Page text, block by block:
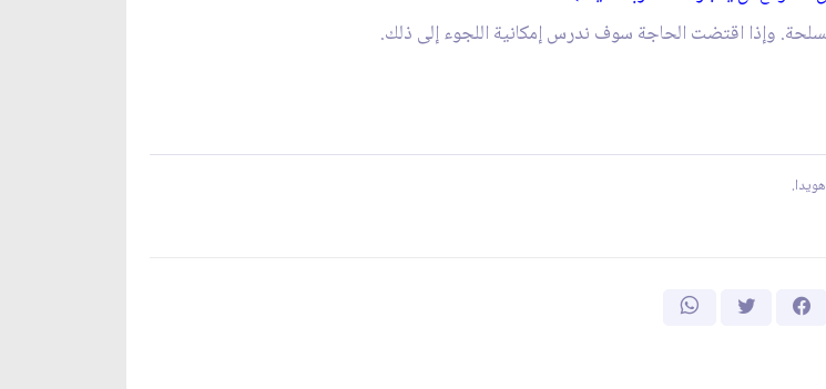
وإذا اقتضت الحاجة سوف ندرس إمكانية اللجوء إلى ذلك.